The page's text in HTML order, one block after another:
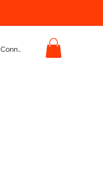
Connexion